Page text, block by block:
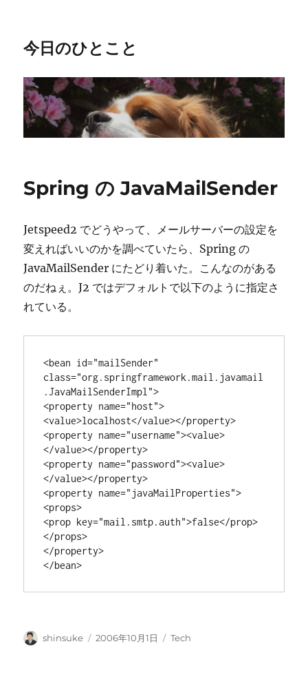
今日のひとこと
Spring の JavaMailSender
Jetspeed2 でどうやって、メールサーバーの設定を
変えればいいのかを調べていたら、Spring の
JavaMailSender にたどり着いた。こんなのがある
のだねぇ。J2 ではデフォルトで以下のように指定さ
れている。
<bean id="mailSender"
class="org.springframework.mail.javamail
.JavaMailSenderImpl">
<property name="host">
<value>localhost</value></property>
<property name="username"><value>
</value></property>
<property name="password"><value>
</value></property>
<property name="javaMailProperties">
<props>
<prop key="mail.smtp.auth">false</prop>
</props>
</property>
投
shinsuke
投
2006年10月1日
カ
Tech